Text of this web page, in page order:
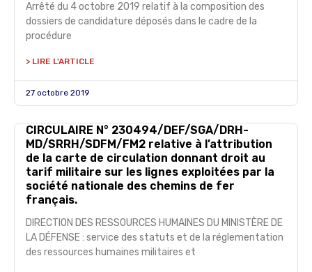
Arrêté du 4 octobre 2019 relatif à la composition des
dossiers de candidature déposés dans le cadre de la
procédure
> LIRE L'ARTICLE
27 octobre 2019
CIRCULAIRE N° 230494/DEF/SGA/DRH-
MD/SRRH/SDFM/FM2 relative à l’attribution
de la carte de circulation donnant droit au
tarif militaire sur les lignes exploitées par la
société nationale des chemins de fer
français.
DIRECTION DES RESSOURCES HUMAINES DU MINISTÈRE DE
LA DÉFENSE : service des statuts et de la réglementation
des ressources humaines militaires et